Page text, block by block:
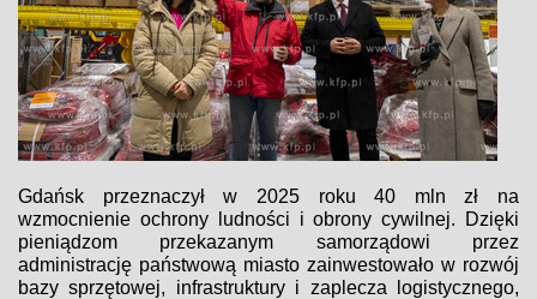
Gdańsk przeznaczył w 2025 roku 40 mln zł na
wzmocnienie ochrony ludności i obrony cywilnej. Dzięki
pieniądzom przekazanym samorządowi przez
administrację państwową miasto zainwestowało w rozwój
bazy sprzętowej, infrastruktury i zaplecza logistycznego,